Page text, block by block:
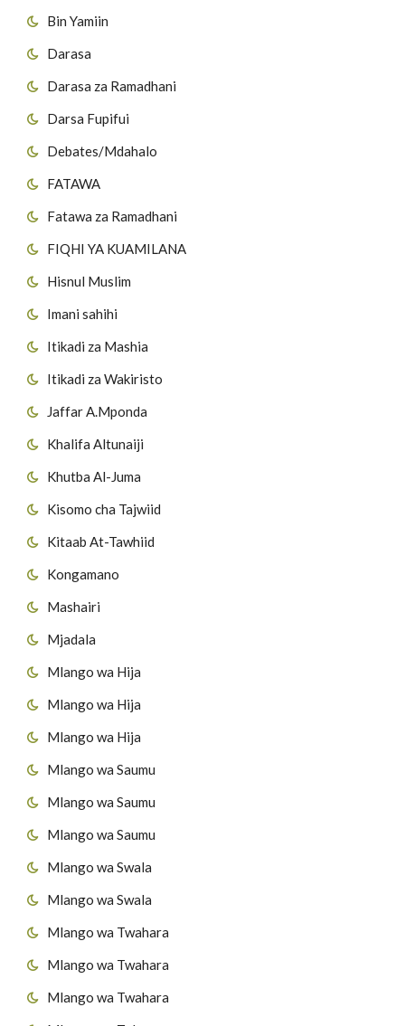
Bin Yamiin
Darasa
Darasa za Ramadhani
Darsa Fupifui
Debates/Mdahalo
FATAWA
Fatawa za Ramadhani
FIQHI YA KUAMILANA
Hisnul Muslim
Imani sahihi
Itikadi za Mashia
Itikadi za Wakiristo
Jaffar A.Mponda
Khalifa Altunaiji
Khutba Al-Juma
Kisomo cha Tajwiid
Kitaab At-Tawhiid
Kongamano
Mashairi
Mjadala
Mlango wa Hija
Mlango wa Hija
Mlango wa Hija
Mlango wa Saumu
Mlango wa Saumu
Mlango wa Saumu
Mlango wa Swala
Mlango wa Swala
Mlango wa Twahara
Mlango wa Twahara
Mlango wa Twahara